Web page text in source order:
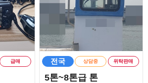
급매 전국 상담중 위탁판매
5톤~8톤급 톤